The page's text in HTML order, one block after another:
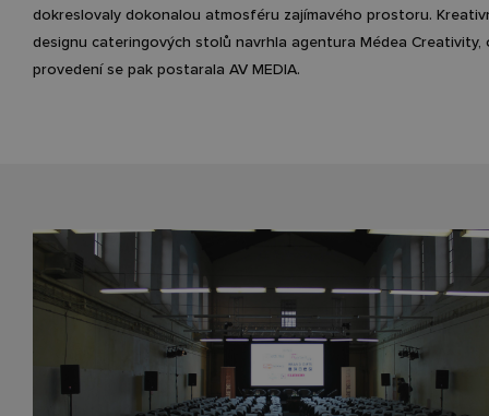
dokreslovaly dokonalou atmosféru zajímavého prostoru.
designu cateringových stolů navrhla agentura Médea Creativity,
provedení se pak postarala AV MEDIA.